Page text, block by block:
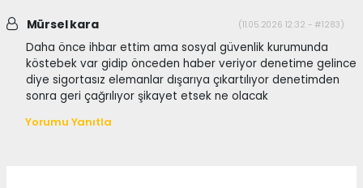
Mürsel kara (11.05.2026 12:32 - #1283)
Daha önce ihbar ettim ama sosyal güvenlik kurumunda
köstebek var gidip önceden haber veriyor denetime gelince
diye sigortasız elemanlar dışarıya çıkartılıyor denetimden
sonra geri çağrılıyor şikayet etsek ne olacak
Yorumu Yanıtla